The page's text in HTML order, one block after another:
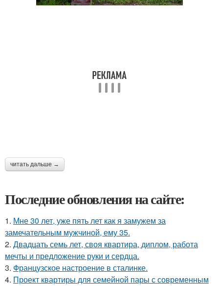
читать дальше →
Последние обновления на сайте:
1. Мне 30 лет, уже пять лет как я замужем за
замечательным мужчиной, ему 35.
2. Двадцать семь лет, своя квартира, диплом, работа
мечты и предложение руки и сердца.
3. Французское настроение в сталинке.
4. Проект квартиры для семейной пары с современным